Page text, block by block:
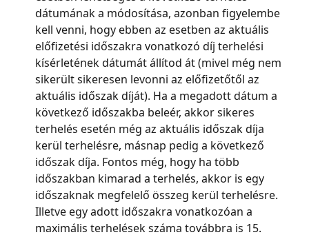
dátumának a módosítása, azonban figyelembe
kell venni, hogy ebben az esetben az aktuális
előfizetési időszakra vonatkozó díj terhelési
kísérletének dátumát állítod át (mivel még nem
sikerült sikeresen levonni az előfizetőtől az
aktuális időszak díját). Ha a megadott dátum a
következő időszakba beleér, akkor sikeres
terhelés esetén még az aktuális időszak díja
kerül terhelésre, másnap pedig a következő
időszak díja. Fontos még, hogy ha több
időszakban kimarad a terhelés, akkor is egy
időszaknak megfelelő összeg kerül terhelésre.
Illetve egy adott időszakra vonatkozóan a
maximális terhelések száma továbbra is 15.